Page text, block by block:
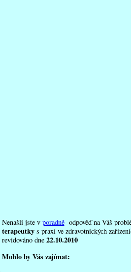
pylori
a mlieko
refluxní choroba)
léčit
břicha
Nenašli jste v poradněodpověď na Váš
terapeutkys praxí ve zdravotnických
revidováno dne 22.10.2010
Mohlo by Vás zajímat: